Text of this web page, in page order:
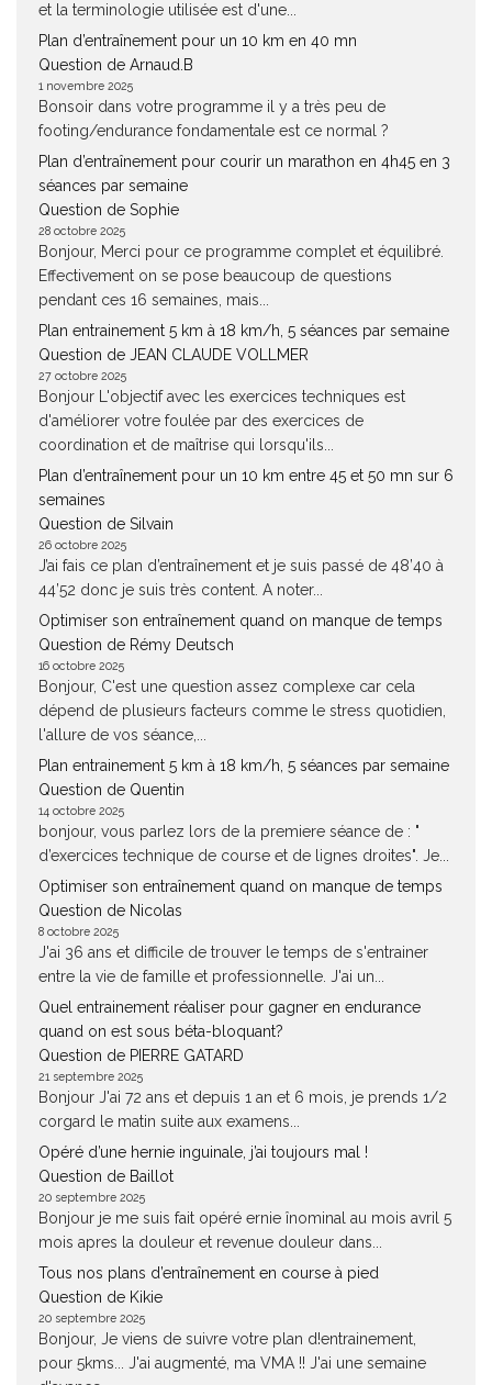
et la terminologie utilisée est d'une...
Plan d’entraînement pour un 10 km en 40 mn
Question de Arnaud.B
1 novembre 2025
Bonsoir dans votre programme il y a très peu de
footing/endurance fondamentale est ce normal ?
Plan d’entraînement pour courir un marathon en 4h45 en 3
séances par semaine
Question de Sophie
28 octobre 2025
Bonjour, Merci pour ce programme complet et équilibré.
Effectivement on se pose beaucoup de questions
pendant ces 16 semaines, mais...
Plan entrainement 5 km à 18 km/h, 5 séances par semaine
Question de JEAN CLAUDE VOLLMER
27 octobre 2025
Bonjour L'objectif avec les exercices techniques est
d'améliorer votre foulée par des exercices de
coordination et de maîtrise qui lorsqu'ils...
Plan d’entraînement pour un 10 km entre 45 et 50 mn sur 6
semaines
Question de Silvain
26 octobre 2025
J’ai fais ce plan d’entraînement et je suis passé de 48’40 à
44’52 donc je suis très content. A noter...
Optimiser son entraînement quand on manque de temps
Question de Rémy Deutsch
16 octobre 2025
Bonjour, C'est une question assez complexe car cela
dépend de plusieurs facteurs comme le stress quotidien,
l'allure de vos séance,...
Plan entrainement 5 km à 18 km/h, 5 séances par semaine
Question de Quentin
14 octobre 2025
bonjour, vous parlez lors de la premiere séance de : "
d’exercices technique de course et de lignes droites". Je...
Optimiser son entraînement quand on manque de temps
Question de Nicolas
8 octobre 2025
J'ai 36 ans et difficile de trouver le temps de s'entrainer
entre la vie de famille et professionnelle. J'ai un...
Quel entrainement réaliser pour gagner en endurance
quand on est sous béta-bloquant?
Question de PIERRE GATARD
21 septembre 2025
Bonjour J'ai 72 ans et depuis 1 an et 6 mois, je prends 1/2
corgard le matin suite aux examens...
Opéré d’une hernie inguinale, j’ai toujours mal !
Question de Baillot
20 septembre 2025
Bonjour je me suis fait opéré ernie înominal au mois avril 5
mois apres la douleur et revenue douleur dans...
Tous nos plans d’entraînement en course à pied
Question de Kikie
20 septembre 2025
Bonjour, Je viens de suivre votre plan d!entrainement,
pour 5kms... J'ai augmenté, ma VMA !! J'ai une semaine